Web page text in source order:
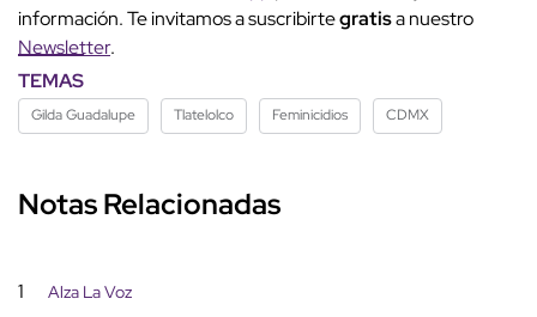
información. Te invitamos a suscribirtegratisa nuestro
Newsletter.
TEMAS
Gilda Guadalupe Tlatelolco Feminicidios CDMX
Notas Relacionadas
1 Alza La Voz